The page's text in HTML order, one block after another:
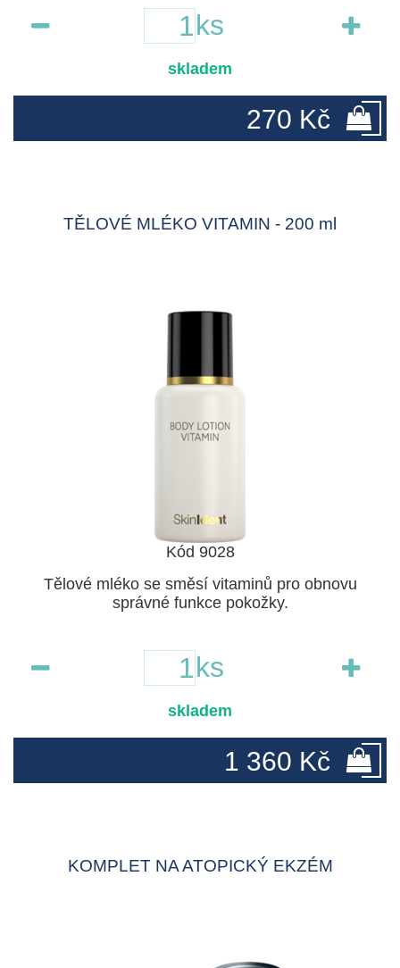
ks
skladem
270 Kč
TĚLOVÉ MLÉKO VITAMIN - 200 ml
Kód 9028
Tělové mléko se směsí vitaminů pro obnovu
správné funkce pokožky.
ks
skladem
1 360 Kč
KOMPLET NA ATOPICKÝ EKZÉM